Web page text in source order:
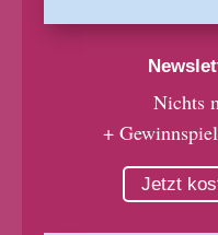
Nichts
+
Jetzt